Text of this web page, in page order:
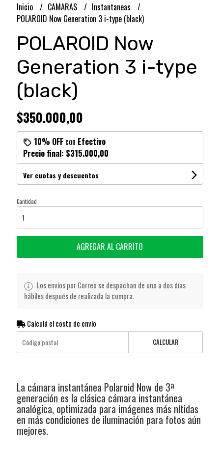
Inicio CAMARAS
Instantaneas
POLAROID Now Generation 3 i-type (black)
POLAROID Now
Generation 3 i-type
(black)
$350.000,00
10% OFFcon Efectivo
Precio final: $315.000,00
Ver cuotas y descuentos
Cantidad
AGREGAR AL CARRITO
Los envíos por Correo se despachan de uno a dos días
hábiles después de realizada la compra.
Calculá el costo de envío
CALCULAR
La cámara instantánea Polaroid Now de 3ª
generación es la clásica cámara instantánea
analógica, optimizada para imágenes más nítidas
en más condiciones de iluminación para fotos aún
mejores.